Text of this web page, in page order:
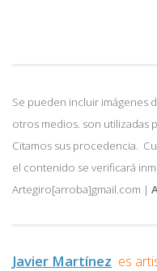
Se pueden incluir imágenes
otros medios. son utilizadas
Citamos sus procedencia.
el contenido se verificará
Artegiro[arroba]gmail.com |
Javier Martínez es